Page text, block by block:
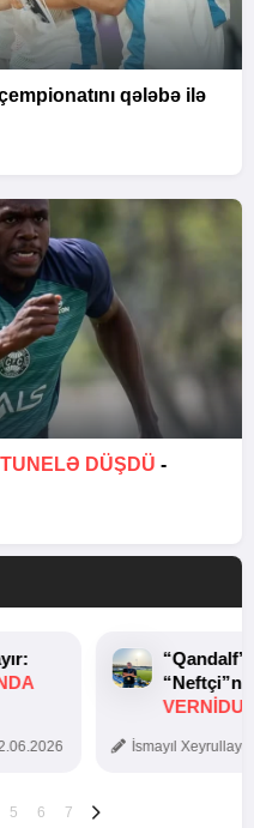
qələbə ilə
TUNELƏ DÜŞDÜ -
İsmayıl
5 6 7